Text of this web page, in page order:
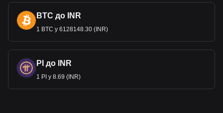
Дані сервісу обміну криптовалюти на фіату валюту
на Bitget показують, що найпопулярнішою парою
XRP є XRP доJMD, а код валюти XRP — XRP.
Використовуйте наш криптовалютний калькулятор
прямо зараз, щоб дізнатися, скільки криптовалют
можна обміняти на JMD.
BTC до INR
1 BTC у 6128148.30 (INR)
PI до INR
1 PI у 8.69 (INR)